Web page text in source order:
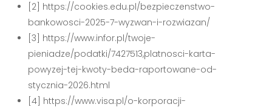
[2] https://cookies.edu.pl/bezpieczenstwo-
bankowosci-2025-7-wyzwan-i-rozwiazan/
[3] https://www.infor.pl/twoje-
pieniadze/podatki/7427513,platnosci-karta-
powyzej-tej-kwoty-beda-raportowane-od-
stycznia-2026.html
[4] https://www.visa.pl/o-korporacji-